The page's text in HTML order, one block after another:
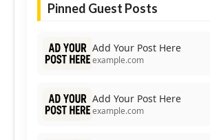
Pinned Guest Posts
Add Your Post Here
example.com
Add Your Post Here
example.com